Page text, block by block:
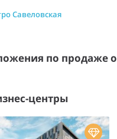
Савеловская
по продаже
центры